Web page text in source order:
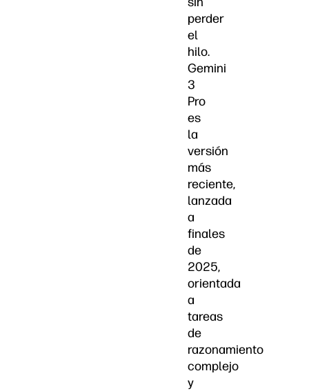
perder
el
hilo.
Gemini
3
Pro
es
la
versión
más
reciente,
lanzada
a
finales
de
2025,
orientada
a
tareas
de
razonamiento
complejo
y